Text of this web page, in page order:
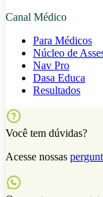
Canal Médico
Para Médicos
Núcleo de
Nav Pro
Dasa Educa
Resultados
Você tem dúvidas?
Acesse nossas